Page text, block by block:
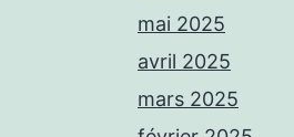
mai 2025
avril 2025
mars 2025